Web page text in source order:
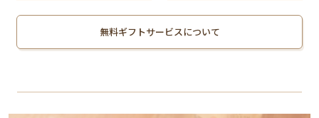
無料ギフトサービスについて